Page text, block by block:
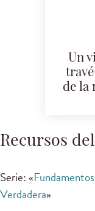
Un
de la
Recursos
Serie: «
Verdadera»